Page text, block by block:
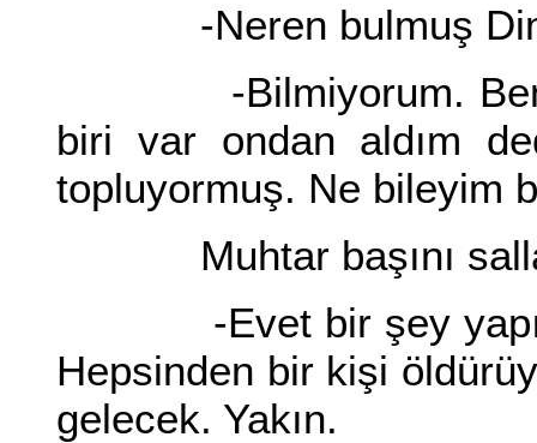
-Neren bulmuş
-Bilmiyorum. Bende
biri var ondan aldım
topluyormuş. Ne bileyim
Muhtar başını
-Evet bir şey
Hepsinden bir kişi
gelecek. Yakın.